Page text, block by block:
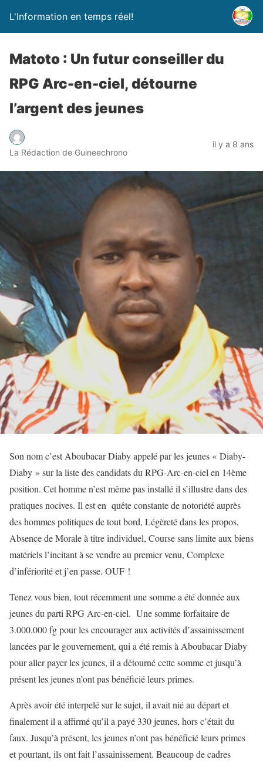
L'Information en temps réel!
Matoto : Un futur conseiller du
RPG Arc-en-ciel, détourne
l’argent des jeunes
La Rédaction de Guineechrono
il y a 8 ans
Son nom c’est Aboubacar Diaby appelé par les jeunes « Diaby-
Diaby » sur la liste des candidats du RPG-Arc-en-ciel en 14ème
position. Cet homme n’est même pas installé il s’illustre dans des
pratiques nocives. Il est en quête constante de notoriété auprès
des hommes politiques de tout bord, Légèreté dans les propos,
Absence de Morale à titre individuel, Course sans limite aux biens
matériels l’incitant à se vendre au premier venu, Complexe
d’infériorité et j’en passe. OUF !
Tenez vous bien, tout récemment une somme a été donnée aux
jeunes du parti RPG Arc-en-ciel. Une somme forfaitaire de
3.000.000 fg pour les encourager aux activités d’assainissement
lancées par le gouvernement, qui a été remis à Aboubacar Diaby
pour aller payer les jeunes, il a détourné cette somme et jusqu’à
présent les jeunes n’ont pas bénéficié leurs primes.
Après avoir été interpelé sur le sujet, il avait nié au départ et
finalement il a affirmé qu’il a payé 330 jeunes, hors c’était du
faux. Jusqu’à présent, les jeunes n’ont pas bénéficié leurs primes
et pourtant, ils ont fait l’assainissement. Beaucoup de cadres